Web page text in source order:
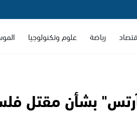
رياضة علوم وتكنولوجيا
بشأن مقتل